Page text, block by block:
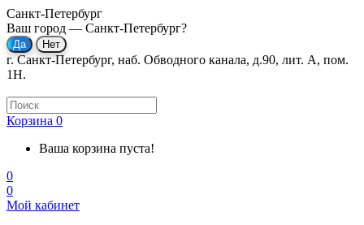
Санкт-Петербург
Ваш город — Санкт-Петербург?
г. Санкт-Петербург, наб. Обводного канала, д.90, лит. А, пом.
1Н.
Корзина 0
Ваша корзина пуста!
0
0
Мой кабинет